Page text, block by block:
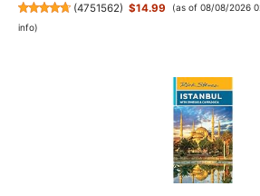
(4751562) $14.99 (as of 08/08/2026
info)